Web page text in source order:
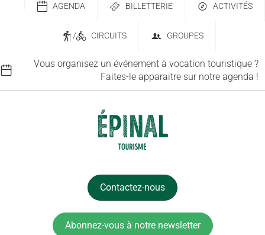
AGENDA BILLETTERIE ACTIVITÉS
/ CIRCUITS GROUPES
Vous organisez un événement à vocation touristique ?
Faites-le apparaitre sur notre agenda !
Contactez-nous
Abonnez-vous à notre newsletter